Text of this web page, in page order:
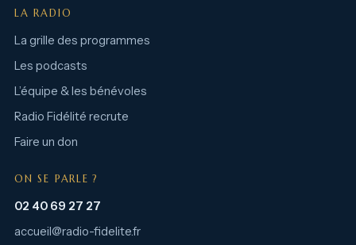
LA RADIO
La grille des programmes
Les podcasts
L’équipe & les bénévoles
Radio Fidélité recrute
Faire un don
ON SE PARLE ?
02 40 69 27 27
accueil@radio-fidelite.fr